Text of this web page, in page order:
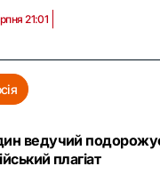
21:01
ведучий
плагіат